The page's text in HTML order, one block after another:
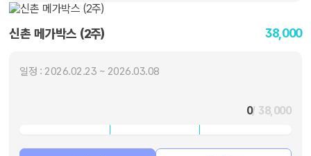
신촌 메가박스 (2주) 38,000
일정 : 2026.02.23 ~ 2026.03.08
0/ 38,000